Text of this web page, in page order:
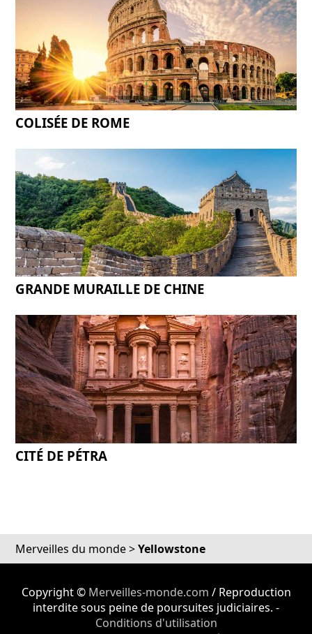
COLISÉE DE ROME
GRANDE MURAILLE DE CHINE
CITÉ DE PÉTRA
Merveilles du monde>Yellowstone
Copyright © Merveilles-monde.com / Reproduction
interdite sous peine de poursuites judiciaires. -
Conditions d'utilisation